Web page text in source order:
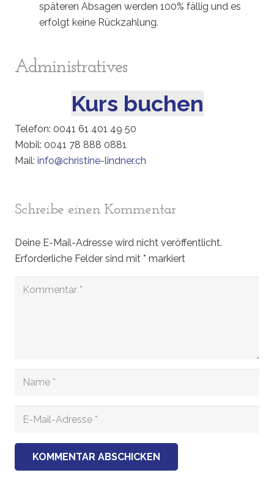
späteren Absagen werden 100% fällig und es
erfolgt keine Rückzahlung.
Administratives
Kurs buchen
Telefon: 0041 61 401 49 50
Mobil: 0041 78 888 0881
Mail: info@christine-lindner.ch
Schreibe einen Kommentar
Deine E-Mail-Adresse wird nicht veröffentlicht.
Erforderliche Felder sind mit * markiert
KOMMENTAR ABSCHICKEN